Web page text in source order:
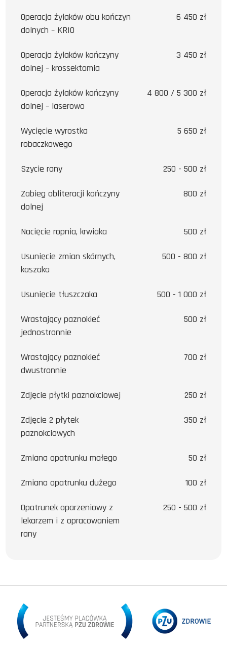
Operacja żylaków obu kończyn
dolnych – KRIO
6 450 zł
Operacja żylaków kończyny
dolnej – krossektomia
3 450 zł
Operacja żylaków kończyny
dolnej – laserowo
4 800 / 5 300 zł
Wycięcie wyrostka
robaczkowego
5 650 zł
Szycie rany 250 - 500 zł
Zabieg obliteracji kończyny
dolnej
800 zł
Nacięcie ropnia, krwiaka 500 zł
Usunięcie zmian skórnych,
kaszaka
500 - 800 zł
Usunięcie tłuszczaka 500 - 1 000 zł
Wrastający paznokieć
jednostronnie
500 zł
Wrastający paznokieć
dwustronnie
700 zł
Zdjęcie płytki paznokciowej 250 zł
Zdjęcie 2 płytek
paznokciowych
350 zł
Zmiana opatrunku małego 50 zł
Zmiana opatrunku dużego 100 zł
Opatrunek oparzeniowy z
lekarzem i z opracowaniem
rany
250 - 500 zł